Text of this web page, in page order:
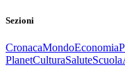
Sezioni
CronacaMondoEconomia
PlanetCulturaSaluteScuola